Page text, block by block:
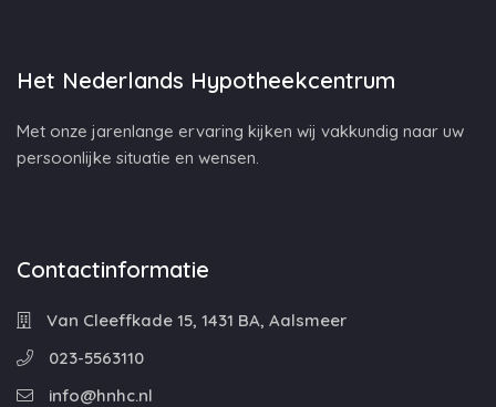
Het Nederlands Hypotheekcentrum
Met onze jarenlange ervaring kijken wij vakkundig naar uw
persoonlijke situatie en wensen.
Contactinformatie
Van Cleeffkade 15, 1431 BA, Aalsmeer
023-5563110
info@hnhc.nl